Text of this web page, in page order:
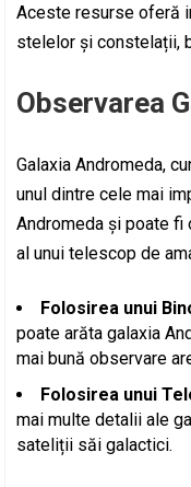
Aceste resurse oferă
stelelor și constelații,
Observarea
Galaxia Andromeda,
unul dintre cele mai
Andromeda și poate fi
al unui telescop de
Folosirea unui
poate arăta galaxia
mai bună observare
Folosirea unui
mai multe detalii ale
sateliții săi galactici.